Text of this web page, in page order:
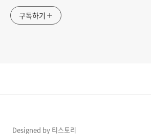
구독하기
Designed by 티스토리